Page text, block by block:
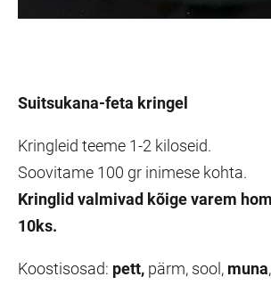
Suitsukana-feta kringel
Kringleid teeme 1-2 kiloseid.
Soovitame 100 gr inimese kohta.
Kringlid valmivad kõige varem
10ks.
Koostisosad: pett, pärm, sool, muna